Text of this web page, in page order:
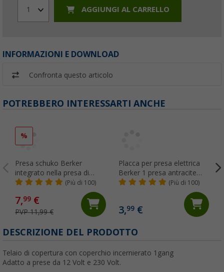
1 AGGIUNGI AL CARRELLO
INFORMAZIONI E DOWNLOAD
Confronta questo articolo
POTREBBERO INTERESSARTI ANCHE
%
integrato nella presa di
corrente 250 V marrone
(Più di 100)
PVP 11,99 €
Placca per presa elettrica
Berker 1 presa antracite
opaco
(Più di 100)
3,99€
DESCRIZIONE DEL PRODOTTO